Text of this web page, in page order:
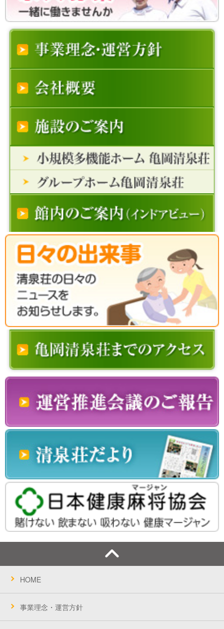
HOME
事業理念・運営方針